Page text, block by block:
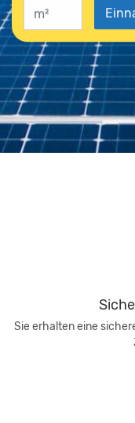
Sie erhalten eine